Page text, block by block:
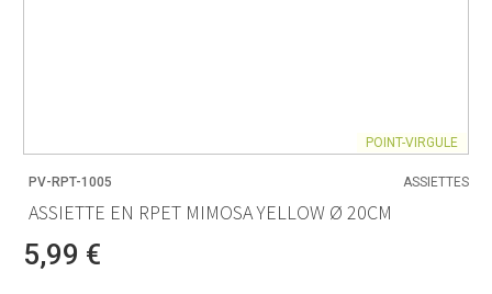
POINT-VIRGULE
PV-RPT-1005 ASSIETTES
ASSIETTE EN RPET MIMOSA YELLOW Ø 20CM
5,99 €